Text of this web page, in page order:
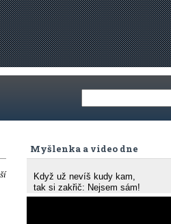
Myšlenka a video dne
Když už nevíš kudy kam,
tak si zakřič: Nejsem sám!